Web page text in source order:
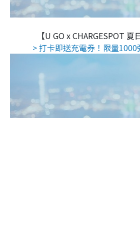
【U GO x CHARGESPOT 夏
> 打卡即送充電券！限量